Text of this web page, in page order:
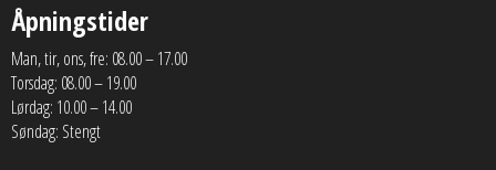
Åpningstider
Man, tir, ons, fre: 08.00 – 17.00
Torsdag: 08.00 – 19.00
Lørdag: 10.00 – 14.00
Søndag: Stengt